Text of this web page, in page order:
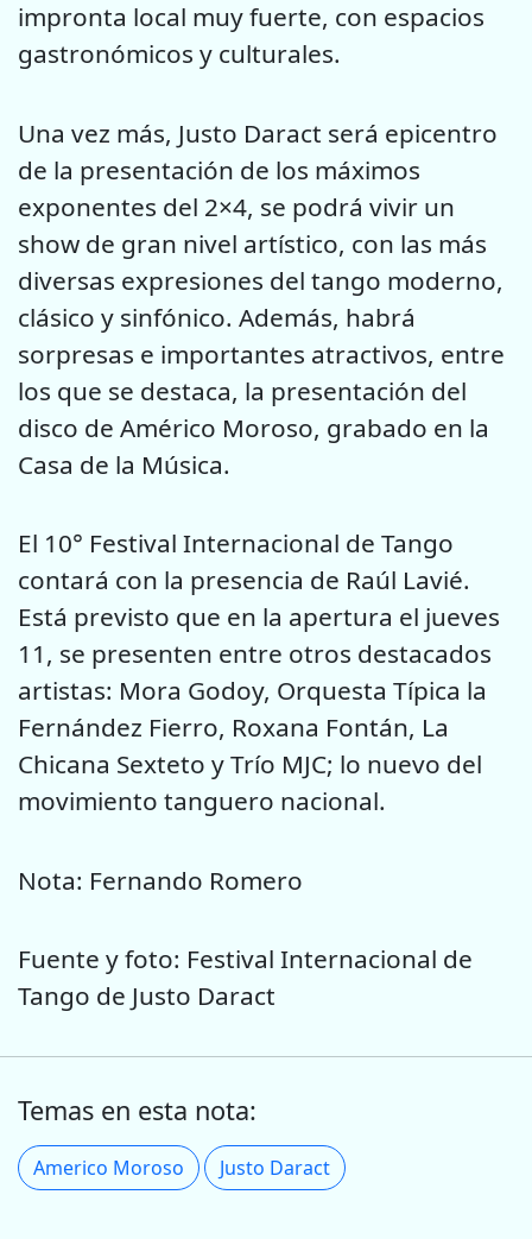
impronta local muy fuerte, con espacios
gastronómicos y culturales.
Una vez más, Justo Daract será epicentro
de la presentación de los máximos
exponentes del 2×4, se podrá vivir un
show de gran nivel artístico, con las más
diversas expresiones del tango moderno,
clásico y sinfónico. Además, habrá
sorpresas e importantes atractivos, entre
los que se destaca, la presentación del
disco de Américo Moroso, grabado en la
Casa de la Música.
El 10° Festival Internacional de Tango
contará con la presencia de Raúl Lavié.
Está previsto que en la apertura el jueves
11, se presenten entre otros destacados
artistas: Mora Godoy, Orquesta Típica la
Fernández Fierro, Roxana Fontán, La
Chicana Sexteto y Trío MJC; lo nuevo del
movimiento tanguero nacional.
Nota: Fernando Romero
Fuente y foto: Festival Internacional de
Tango de Justo Daract
Temas en esta nota:
Americo Moroso Justo Daract